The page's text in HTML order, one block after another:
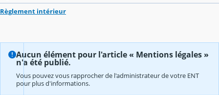
Règlement intérieur
Aucun élément pour l'article « Mentions légales »
n'a été publié.
Vous pouvez vous rapprocher de l'administrateur de votre ENT
pour plus d'informations.